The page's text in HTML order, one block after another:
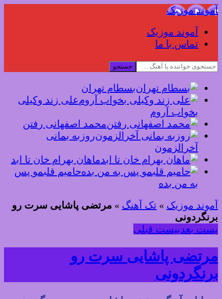
آموند موزیک
آموند موزیک
تماس با ما
جستجو
بسطام تهران
علی زند وکیلی
بخواب آروم
محمد اصفهانی رفتن
روزبه بمانی
آخرالزمون
ماهان بهرام خان تا ابد
حامیم قلبمو پس
به من بده
آموند موزیک » تک آهنگ » مرتضی پاشایی سرت رو
برنگردونی
پست بعدیپست قبلی
مرتضی پاشایی سرت رو
برنگردونی